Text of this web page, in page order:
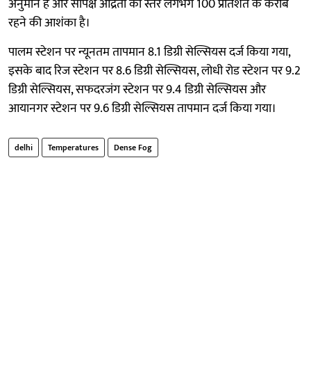
रहने की आशंका है।
पालम स्टेशन पर न्यूनतम तापमान 8.1 डिग्री सेल्सियस दर्ज किया गया,
इसके बाद रिज स्टेशन पर 8.6 डिग्री सेल्सियस, लोधी रोड स्टेशन पर 9.2
डिग्री सेल्सियस, सफदरजंग स्टेशन पर 9.4 डिग्री सेल्सियस और
आयानगर स्टेशन पर 9.6 डिग्री सेल्सियस तापमान दर्ज किया गया।
delhi Temperatures Dense Fog